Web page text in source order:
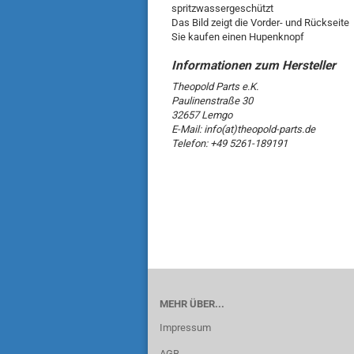
spritzwassergeschützt
Das Bild zeigt die Vorder- und Rückseite
Sie kaufen einen Hupenknopf
Theopold Parts e.K.
Paulinenstraße 30
32657 Lemgo
E-Mail: info(at)theopold-parts.de
Telefon: +49 5261-189191
MEHR ÜBER...
Impressum